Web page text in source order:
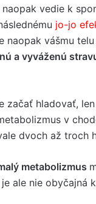
vedie k
jo-jo
naopak vášmu telu
a vyváženú
začať hladovať,
v
dvoch až troch
metabolizmus
ale nie obyčajná